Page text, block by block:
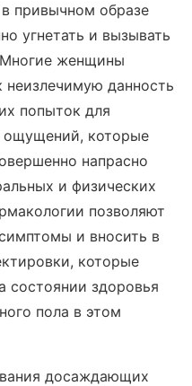
привычном образе
угнетать и вызывать
Многие женщины
неизлечимую данность
попыток для
ощущений, которые
напрасно
и физических
позволяют
и вносить в
которые
состоянии здоровья
пола в этом
досаждающих